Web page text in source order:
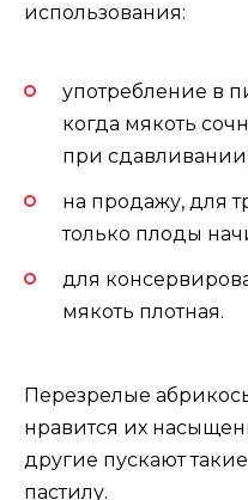
использования:
употребление в
когда мякоть
при сдавливании;
на продажу, для
только плоды
для
мякоть плотная.
Перезрелые
нравится их
другие пускают
пастилу.